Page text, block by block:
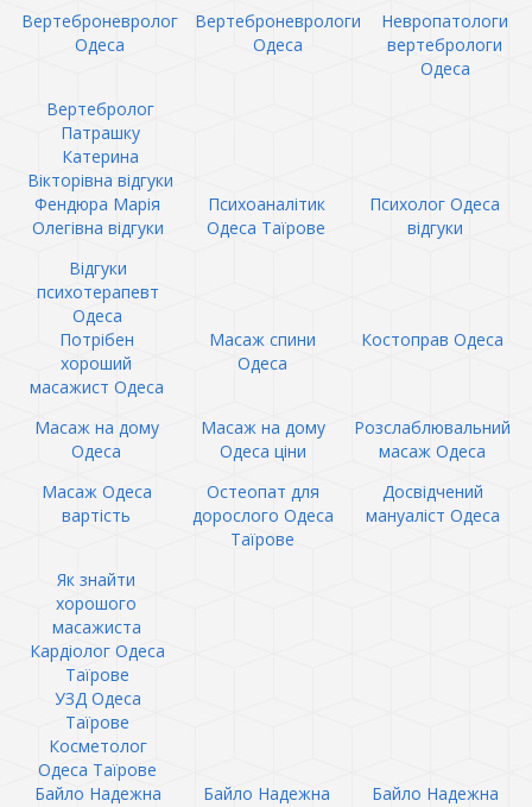
Вертеброневролог
Одеса
Вертеброневрологи
Одеса
Невропатологи
вертебрологи
Одеса
Вертебролог
Патрашку
Катерина
Вікторівна відгуки
Фендюра Марія
Олегівна відгуки
Психоаналітик
Одеса Таїрове
Психолог Одеса
відгуки
Відгуки
психотерапевт
Одеса
Потрібен
хороший
масажист Одеса
Масаж спини
Одеса
Костоправ Одеса
Масаж на дому
Одеса
Масаж на дому
Одеса ціни
Розслаблювальний
масаж Одеса
Масаж Одеса
вартість
Остеопат для
дорослого Одеса
Таїрове
Досвідчений
мануаліст Одеса
Як знайти
хорошого
масажиста
Кардіолог Одеса
Таїрове
УЗД Одеса
Таїрове
Косметолог
Одеса Таїрове
Байло Надежна
Байло Надежна
Байло Надежна